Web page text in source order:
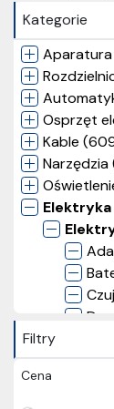
Kategorie
Osprzęt
Kable
Narzędzia
Filtry
Cena